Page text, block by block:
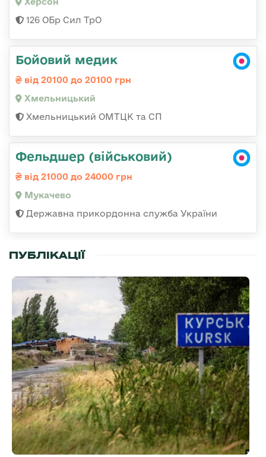
126 ОБр Сил ТрО
Бойовий медик
від 20100 до 20100 грн
Хмельницький
Хмельницький ОМТЦК та СП
Фельдшер (військовий)
від 21000 до 24000 грн
Мукачево
Державна прикордонна служба України
ПУБЛІКАЦІЇ